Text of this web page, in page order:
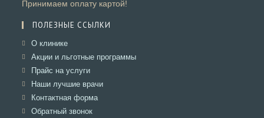
Принимаем оплату картой!
ПОЛЕЗНЫЕ ССЫЛКИ
О клиникеОткроется
в
вкладке
Акции и льготные программыОткроется
Прайс на услугиОткроется
в
вкладке
Наши лучшие врачиОткроется
Контактная формаОткроется
Обратный звонокОткроется